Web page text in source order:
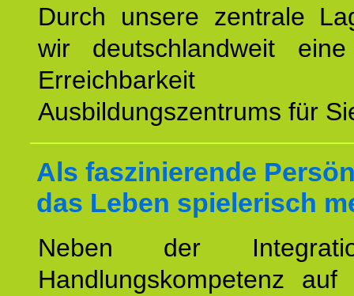
Durch unsere zentrale
wir deutschlandweit
Erreichbarkeit
Ausbildungszentrums für
Als faszinierende
das Leben spielerisch
Neben der
Handlungskompetenz auf